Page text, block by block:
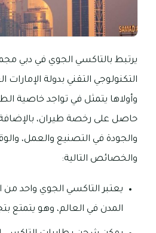
يرتبط بالتاكسي الجوي في دبي
التكنولوجي التقني بدولة
وأولاها يتمثل في تواجد خاصية
حاصل على رخصة طيران، بالإضافة
والجودة في التصنيع والعمل،
والخصائص التالية:
يعتبر التاكسي الجوي واحد من
المدن في العالم، وهو يتمتع